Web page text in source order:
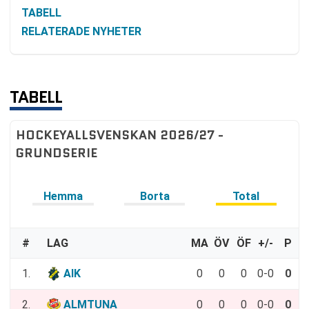
TABELL
RELATERADE NYHETER
TABELL
HOCKEYALLSVENSKAN 2026/27 -
GRUNDSERIE
Hemma Borta Total
# LAG MA ÖV ÖF +/- P
1. AIK 0 0 0 0-0 0
2. ALMTUNA 0 0 0 0-0 0